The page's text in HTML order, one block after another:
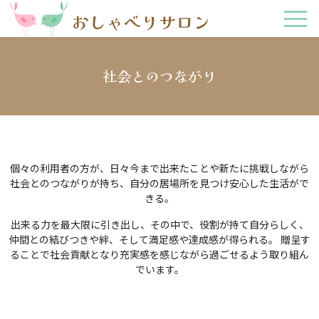
社会とのつながり
個々の利用者の方が、日々今まで出来たことや新たに挑戦しながら
社会とのつながりが持ち、自分の居場所を見つけ安心した生活がで
きる。
出来る力を最大限に引き出し、その中で、役割が持て自分らしく、
仲間との結びつきや絆、そして満足感や達成感が得られる。
贈呈す
ることで社会貢献となり充実感を感じながら過ごせるよう取り組ん
でいます。